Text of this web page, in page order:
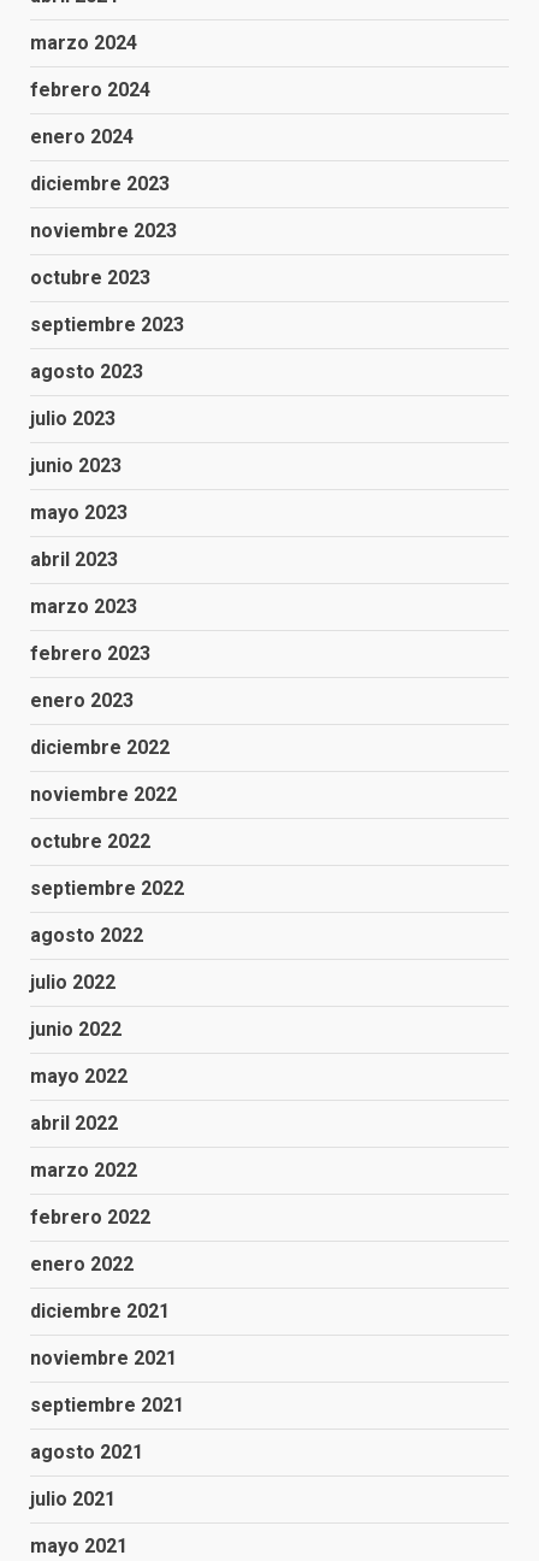
marzo 2024
febrero 2024
enero 2024
diciembre 2023
noviembre 2023
octubre 2023
septiembre 2023
agosto 2023
julio 2023
junio 2023
mayo 2023
abril 2023
marzo 2023
febrero 2023
enero 2023
diciembre 2022
noviembre 2022
octubre 2022
septiembre 2022
agosto 2022
julio 2022
junio 2022
mayo 2022
abril 2022
marzo 2022
febrero 2022
enero 2022
diciembre 2021
noviembre 2021
septiembre 2021
agosto 2021
julio 2021
mayo 2021